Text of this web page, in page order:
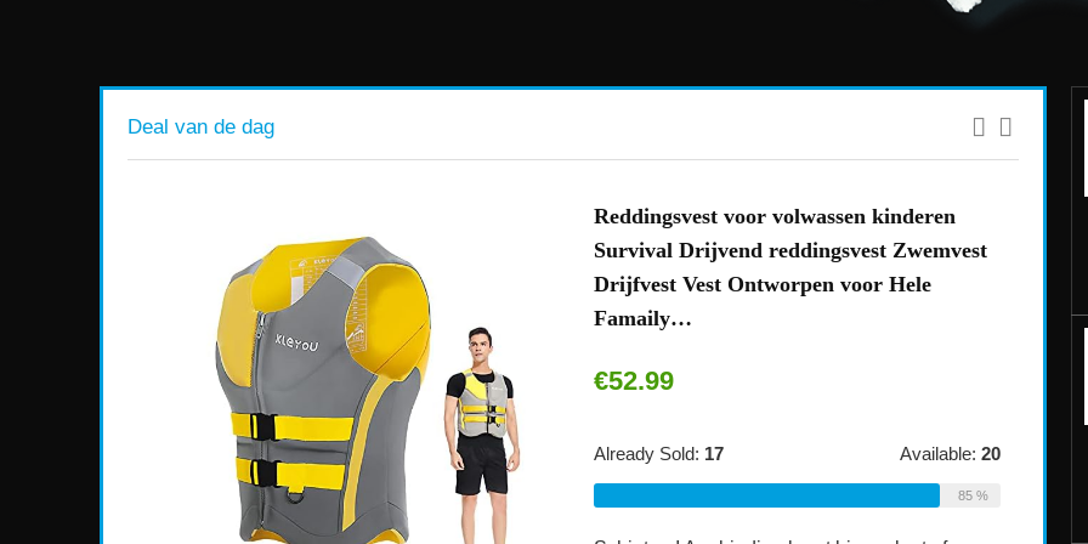
Deal van de dag
Reddingsvest voor volwassen kinderen
Survival Drijvend reddingsvest Zwemvest
Drijfvest Vest Ontworpen voor Hele
Famaily…
€52.99
Already Sold: 17 Available: 20
85 %